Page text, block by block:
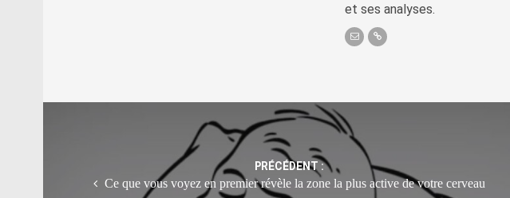
et ses analyses.
PRÉCÉDENT :
Ce que vous voyez en premier révèle la zone la plus active de votre cerveau